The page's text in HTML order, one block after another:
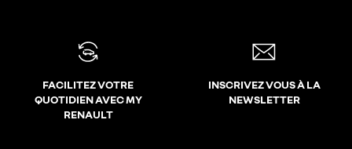
FACILITEZ VOTRE
QUOTIDIEN AVEC MY
RENAULT
INSCRIVEZ VOUS À LA
NEWSLETTER